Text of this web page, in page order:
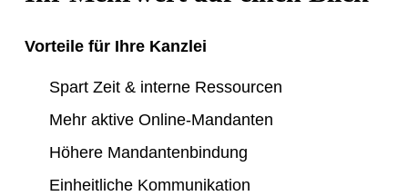
Vorteile für Ihre Kanzlei
Spart Zeit & interne Ressourcen
Mehr aktive Online-Mandanten
Höhere Mandantenbindung
Einheitliche Kommunikation